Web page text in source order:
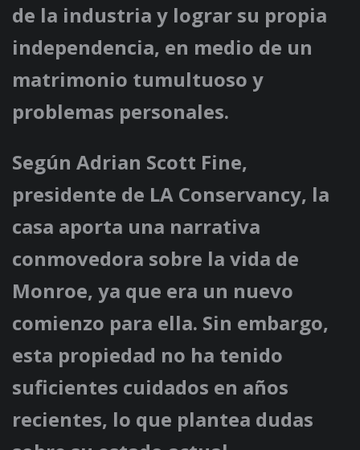
de la industria y lograr su propia
independencia, en medio de un
matrimonio tumultuoso y
problemas personales.
Según Adrian Scott Fine,
presidente de LA Conservancy, la
casa aporta una narrativa
conmovedora sobre la vida de
Monroe, ya que era un nuevo
comienzo para ella. Sin embargo,
esta propiedad no ha tenido
suficientes cuidados en años
recientes, lo que plantea dudas